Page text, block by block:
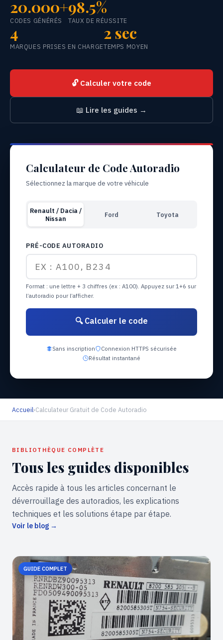
20.000+
CODES GÉNÉRÉS
98.5%
TAUX DE RÉUSSITE
4
MARQUES PRISES EN CHARGE
2 sec
TEMPS MOYEN
🔓 Calculer votre code
📖 Lire les guides →
Calculateur de Code Autoradio
Sélectionnez la marque de votre véhicule
Renault / Dacia /
Nissan
Ford Toyota
PRÉ-CODE AUTORADIO
Format : une lettre + 3 chiffres (ex : A100). Appuyez sur 1+6 sur
l’autoradio pour l’afficher.
🔍 Calculer le code
Sans inscription
Connexion HTTPS sécurisée
Résultat instantané
Accueil›Calculateur Gratuit de Code Autoradio
BIBLIOTHÈQUE COMPLÈTE
Tous les guides disponibles
Accès rapide à tous les articles concernant le
déverrouillage des autoradios, les explications
techniques et les solutions étape par étape.
Voir le blog →
GUIDE COMPLET